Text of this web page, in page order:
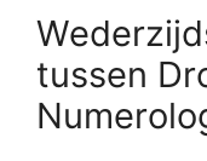
tussen